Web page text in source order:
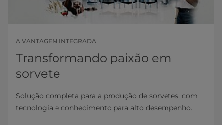
A VANTAGEM INTEGRADA
Transformando paixão em
sorvete
Solução completa para a produção de sorvetes, com
tecnologia e conhecimento para alto desempenho.